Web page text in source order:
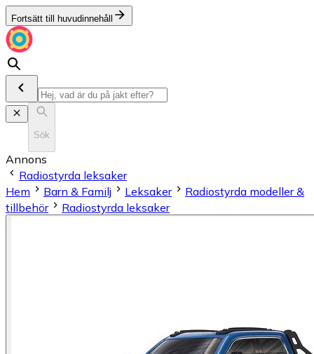
Fortsätt till huvudinnehåll
Sök
Annons
Radiostyrda leksaker
Hem
Barn & Familj Leksaker
Radiostyrda modeller &
tillbehör
Radiostyrda leksaker